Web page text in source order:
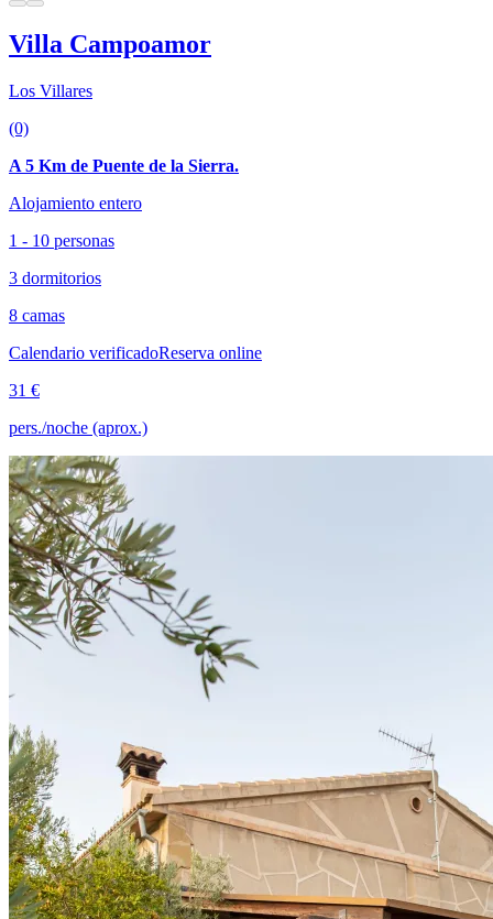
Villa Campoamor
Los Villares
(0)
A 5 Km de Puente de la Sierra.
Alojamiento entero
1 - 10 personas
3 dormitorios
8 camas
Calendario verificadoReserva online
31 €
pers./noche (aprox.)